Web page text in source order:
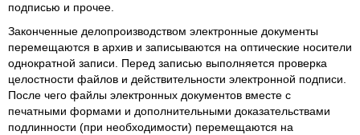
подписью и прочее.
Законченные делопроизводством электронные документы
перемещаются в архив и записываются на оптические носители
однократной записи. Перед записью выполняется проверка
целостности файлов и действительности электронной подписи.
После чего файлы электронных документов вместе с
печатными формами и дополнительными доказательствами
подлинности (при необходимости) перемещаются на